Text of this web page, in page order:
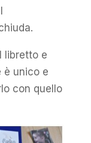
libretto e
è unico e
con quello